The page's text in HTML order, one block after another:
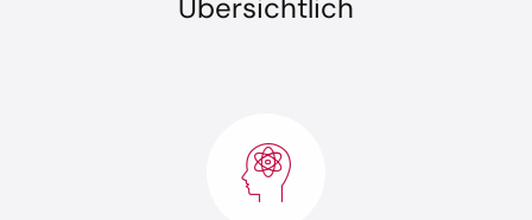
Übersichtlich